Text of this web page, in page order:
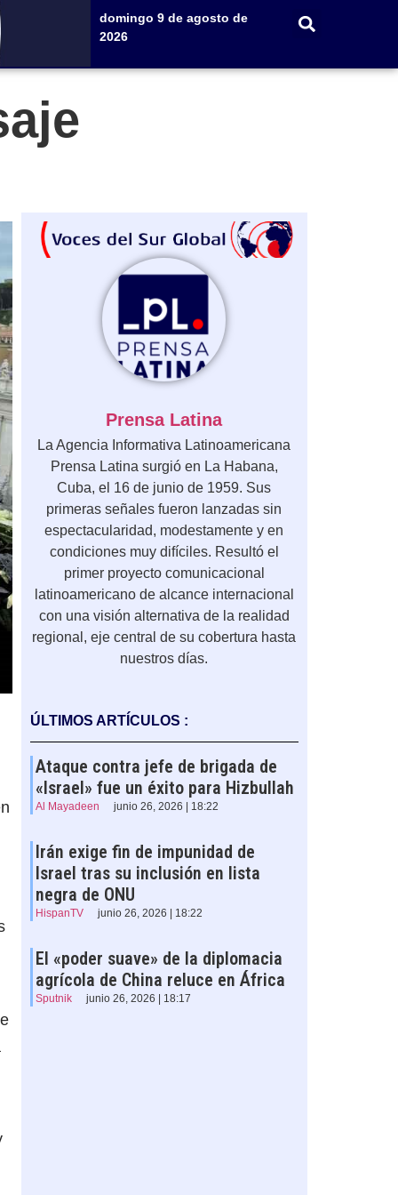
domingo 9 de agosto de
2026
Prensa Latina
La Agencia Informativa Latinoamericana
Prensa Latina surgió en La Habana,
Cuba, el 16 de junio de 1959. Sus
primeras señales fueron lanzadas sin
espectacularidad, modestamente y en
condiciones muy difíciles. Resultó el
primer proyecto comunicacional
latinoamericano de alcance internacional
con una visión alternativa de la realidad
regional, eje central de su cobertura hasta
nuestros días.
ÚLTIMOS ARTÍCULOS :
Ataque contra jefe de brigada de
«Israel» fue un éxito para Hizbullah
Al Mayadeen junio 26, 2026 | 18:22
Irán exige fin de impunidad de
Israel tras su inclusión en lista
negra de ONU
HispanTV junio 26, 2026 | 18:22
El «poder suave» de la diplomacia
agrícola de China reluce en África
Sputnik junio 26, 2026 | 18:17